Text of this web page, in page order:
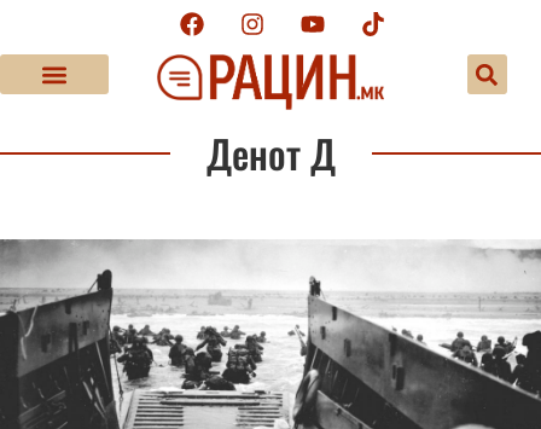
Денот Д